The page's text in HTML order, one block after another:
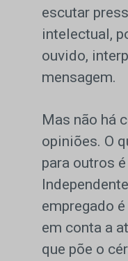
escutar
intelectual,
ouvido,
mensagem.
Mas não há
opiniões. O
para outros
empregado
em conta a
que põe o